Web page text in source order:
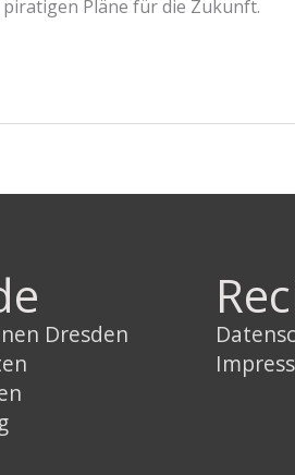
Pläne für die Zukunft.
Dresden